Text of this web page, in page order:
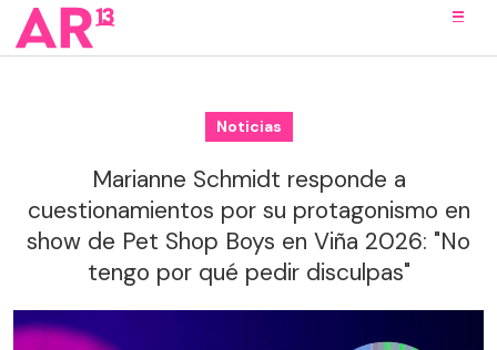
Noticias
Marianne Schmidt responde a
cuestionamientos por su protagonismo en
show de Pet Shop Boys en Viña 2026: "No
tengo por qué pedir disculpas"